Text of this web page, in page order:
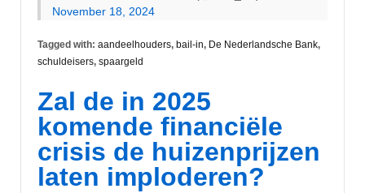
November 18, 2024
Tagged with: aandeelhouders, bail-in, De Nederlandsche Bank,
schuldeisers, spaargeld
Zal de in 2025
komende financiële
crisis de huizenprijzen
laten imploderen?